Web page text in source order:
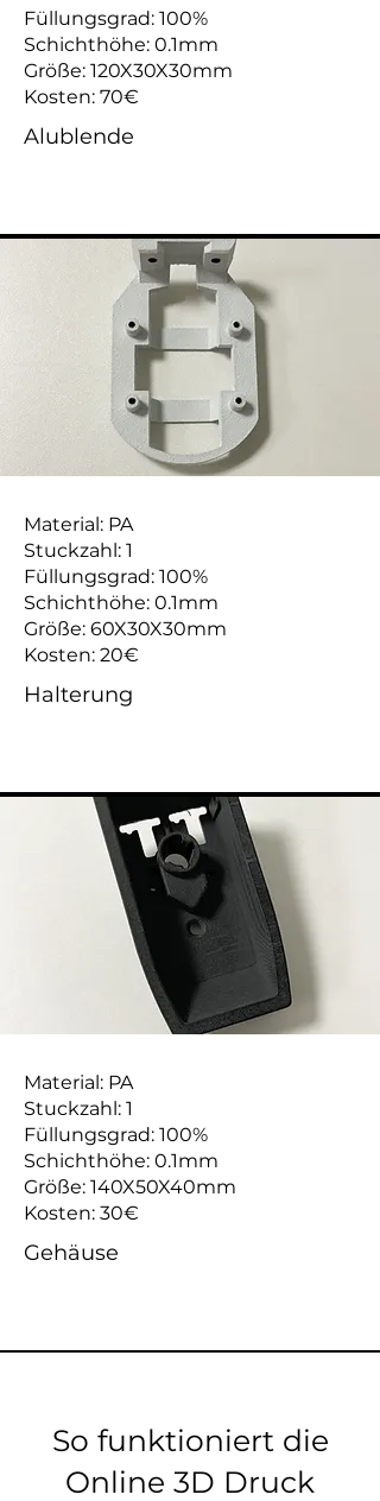
Füllungsgrad: 100%
Schichthöhe: 0.1mm
Größe: 120X30X30mm
Kosten: 70€
Alublende
Material: PA
Stuckzahl: 1
Füllungsgrad: 100%
Schichthöhe: 0.1mm
Größe: 60X30X30mm
Kosten: 20€
Halterung
Material: PA
Stuckzahl: 1
Füllungsgrad: 100%
Schichthöhe: 0.1mm
Größe: 140X50X40mm
Kosten: 30€
Gehäuse
So funktioniert die
Online 3D Druck